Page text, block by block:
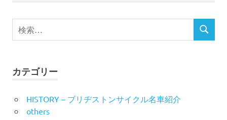
ゲ
シ
ョ
ト
ナ
ビ
ー
検
索
検
カテゴリー
HISTORY – ブリヂストンサイクル名車紹介
others